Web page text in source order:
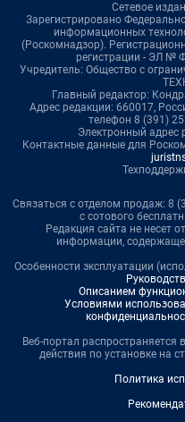
Сетевое
Зарегистрировано
информационных
(Роскомнадзор).
регистрации - ЭЛ №
Учредитель: Общество с
Главный редактор:
Адрес редакции: 660017,
телефон 8 (391)
Электронный адрес
Контактные данные для
Связаться с отделом продаж: 8
с сотового
Редакция сайта не несет
информации,
Особенности эксплуатации
Описанием
Условиями
Веб-портал распространяется
действия по установке на
Политика